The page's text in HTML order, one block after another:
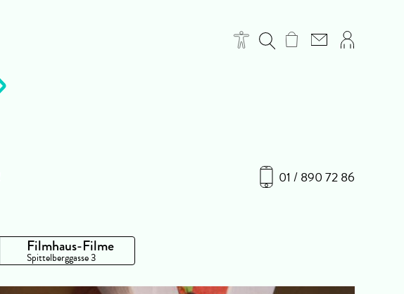
01 / 890 72 86
Filmhaus-Filme
Spittelberggasse 3